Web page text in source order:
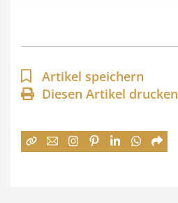
p
a
n
e
Artikel speichern
Diesen Artikel drucken